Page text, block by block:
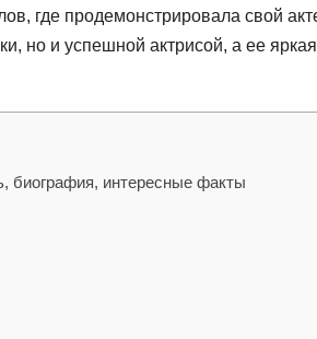
где продемонстрировала свой
но и успешной актрисой, а ее
биография, интересные факты